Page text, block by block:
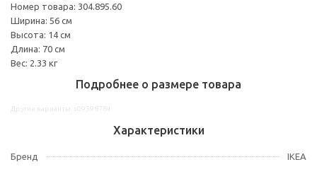
Номер товара: 304.895.60
Ширина: 56 см
Высота: 14 см
Длина: 70 см
Вес: 2.33 кг
Подробнее о размере товара
Характеристики
Бренд IKEA